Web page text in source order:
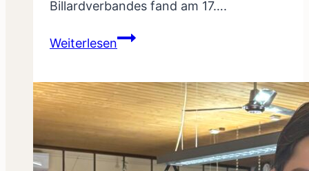
Billardverbandes fand am 17….
WeiterlesenLuca
ball
Landesmeister